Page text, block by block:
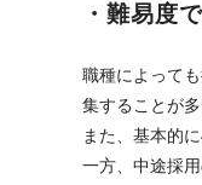
・難易度
職種によって
集することが
また、基本的
一方、中途採